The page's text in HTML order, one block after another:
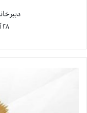
۲۸ آبان ۱۴۰۱ (۱۹ نوامبر ۲۰۲۲)